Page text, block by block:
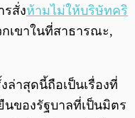
รสั่งห้ามไม่ให้บริษัทคริ
เขาในที่สาธารณะ,
ล่าสุดนี้ถือเป็นเรื่องที่
ของรัฐบาลที่เป็นมิตร